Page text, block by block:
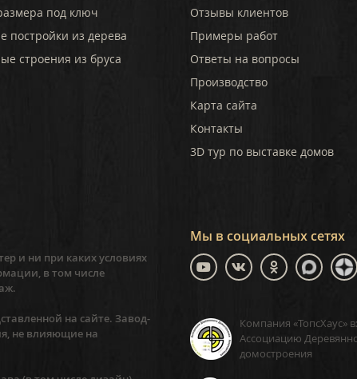
под ключ
постройки из дерева
строения из бруса
Отзывы клиентов
Примеры работ
Ответы на вопросы
Производство
Карта сайта
Контакты
3D тур по выставке домов
Мы в социальных сетях
Компания «ТопсХаус»
Ассоциацию
домостроения
и ни при каких условиях
в том числе
на сайте. Завод-
не влияющие на